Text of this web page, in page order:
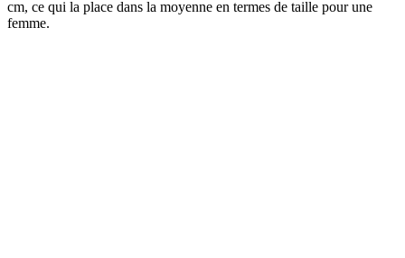
cm, ce qui la place dans la moyenne en termes de taille pour une
femme.